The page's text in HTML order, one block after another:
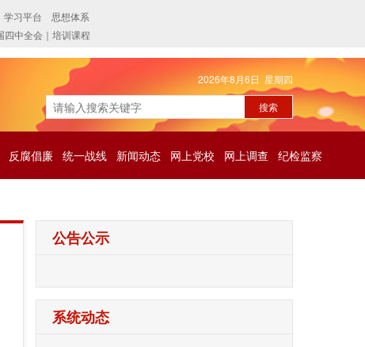
2026年8月6日 星期四
反腐倡廉 统一战线 新闻动态 网上党校 网上调查 纪检监察
公告公示
系统动态